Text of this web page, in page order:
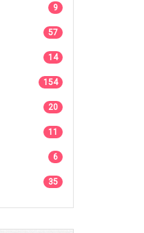
9
57
14
154
20
11
6
35